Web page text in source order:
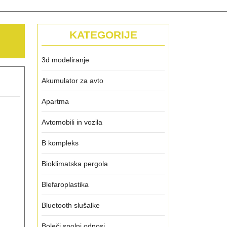
KATEGORIJE
3d modeliranje
Akumulator za avto
Apartma
Avtomobili in vozila
B kompleks
Bioklimatska pergola
Blefaroplastika
Bluetooth slušalke